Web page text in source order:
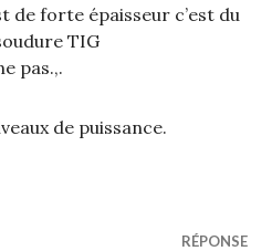
de forte épaisseur c’est du
TIG
pas.,.
de puissance.
RÉPONSE